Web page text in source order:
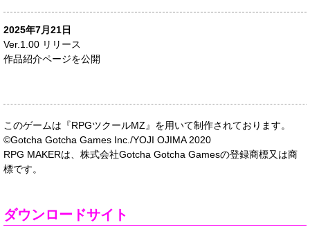
2025年7月21日
Ver.1.00 リリース
作品紹介ページを公開
このゲームは『RPGツクールMZ』を用いて制作されております。
©Gotcha Gotcha Games Inc./YOJI OJIMA 2020
RPG MAKERは、株式会社Gotcha Gotcha Gamesの登録商標又は商
標です。
ダウンロードサイト